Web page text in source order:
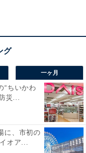
チピンと来ていな
きた女性は、突然
のだ。時刻はまだ
てたのに、トイレ
一ヶ月
“ちいかわ
災...
に、市初の
オア...